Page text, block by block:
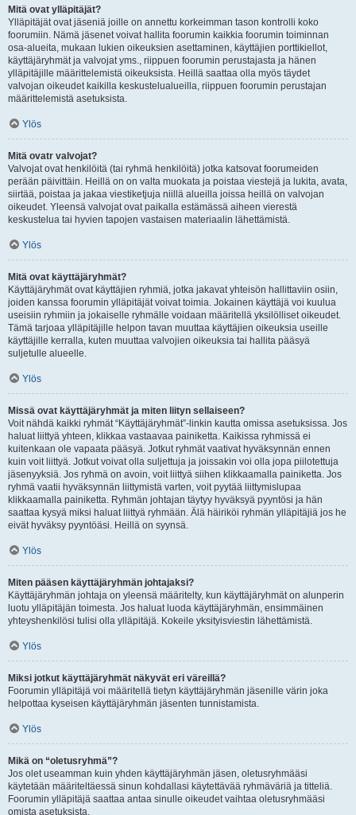
Mitä ovat ylläpitäjät?
Ylläpitäjät ovat jäseniä joille on annettu korkeimman tason kontrolli koko
foorumiin. Nämä jäsenet voivat hallita foorumin kaikkia foorumin toiminnan
osa-alueita, mukaan lukien oikeuksien asettaminen, käyttäjien porttikiellot,
käyttäjäryhmät ja valvojat yms., riippuen foorumin perustajasta ja hänen
ylläpitäjille määrittelemistä oikeuksista. Heillä saattaa olla myös täydet
valvojan oikeudet kaikilla keskustelualueilla, riippuen foorumin perustajan
määrittelemistä asetuksista.
Ylös
Mitä ovatr valvojat?
Valvojat ovat henkilöitä (tai ryhmä henkilöitä) jotka katsovat foorumeiden
perään päivittäin. Heillä on on valta muokata ja poistaa viestejä ja lukita, avata,
siirtää, poistaa ja jakaa viestiketjuja niillä alueilla joissa heillä on valvojan
oikeudet. Yleensä valvojat ovat paikalla estämässä aiheen vierestä
keskustelua tai hyvien tapojen vastaisen materiaalin lähettämistä.
Ylös
Mitä ovat käyttäjäryhmät?
Käyttäjäryhmät ovat käyttäjien ryhmiä, jotka jakavat yhteisön hallittaviin osiin,
joiden kanssa foorumin ylläpitäjät voivat toimia. Jokainen käyttäjä voi kuulua
useisiin ryhmiin ja jokaiselle ryhmälle voidaan määritellä yksilölliset oikeudet.
Tämä tarjoaa ylläpitäjille helpon tavan muuttaa käyttäjien oikeuksia useille
käyttäjille kerralla, kuten muuttaa valvojien oikeuksia tai hallita pääsyä
suljetulle alueelle.
Ylös
Missä ovat käyttäjäryhmät ja miten liityn sellaiseen?
Voit nähdä kaikki ryhmät “Käyttäjäryhmät”-linkin kautta omissa asetuksissa. Jos
haluat liittyä yhteen, klikkaa vastaavaa painiketta. Kaikissa ryhmissä ei
kuitenkaan ole vapaata pääsyä. Jotkut ryhmät vaativat hyväksynnän ennen
kuin voit liittyä. Jotkut voivat olla suljettuja ja joissakin voi olla jopa piilotettuja
jäsenyyksiä. Jos ryhmä on avoin, voit liittyä siihen klikkaamalla painiketta. Jos
ryhmä vaatii hyväksynnän liittymistä varten, voit pyytää liittymislupaa
klikkaamalla painiketta. Ryhmän johtajan täytyy hyväksyä pyyntösi ja hän
saattaa kysyä miksi haluat liittyä ryhmään. Älä häiriköi ryhmän ylläpitäjiä jos he
eivät hyväksy pyyntöäsi. Heillä on syynsä.
Ylös
Miten pääsen käyttäjäryhmän johtajaksi?
Käyttäjäryhmän johtaja on yleensä määritelty, kun käyttäjäryhmät on alunperin
luotu ylläpitäjän toimesta. Jos haluat luoda käyttäjäryhmän, ensimmäinen
yhteyshenkilösi tulisi olla ylläpitäjä. Kokeile yksityisviestin lähettämistä.
Ylös
Miksi jotkut käyttäjäryhmät näkyvät eri väreillä?
Foorumin ylläpitäjä voi määritellä tietyn käyttäjäryhmän jäsenille värin joka
helpottaa kyseisen käyttäjäryhmän jäsenten tunnistamista.
Ylös
Mikä on “oletusryhmä”?
Jos olet useamman kuin yhden käyttäjäryhmän jäsen, oletusryhmääsi
käytetään määriteltäessä sinun kohdallasi käytettävää ryhmäväriä ja titteliä.
Foorumin ylläpitäjä saattaa antaa sinulle oikeudet vaihtaa oletusryhmääsi
omista asetuksista.